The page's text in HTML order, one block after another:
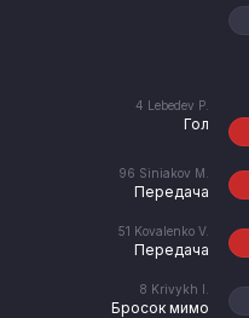
4 Lebedev P.
Гол
96 Siniakov M.
Передача
51 Kovalenko V.
Передача
8 Krivykh I.
Бросок мимо